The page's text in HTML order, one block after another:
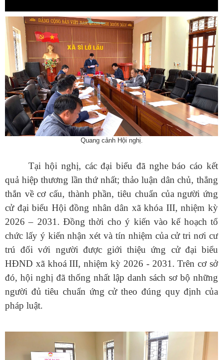
Quang cảnh Hội nghị.
Tại hội nghị, các đại biểu đã nghe báo cáo kết
quả hiệp thương lần thứ nhất; thảo luận dân chủ, thẳng
thắn về cơ cấu, thành phần, tiêu chuẩn của người ứng
cử đại biểu Hội đồng nhân dân xã khóa III, nhiệm kỳ
2026 – 2031. Đồng thời cho ý kiến vào kế hoạch tổ
chức lấy ý kiến nhận xét và tín nhiệm của cử tri nơi cư
trú đối với người được giới thiệu ứng cử đại biểu
HĐND xã khoá III, nhiệm kỳ 2026 - 2031. Trên cơ sở
đó, hội nghị đã thống nhất lập danh sách sơ bộ những
người đủ tiêu chuẩn ứng cử theo đúng quy định của
pháp luật.